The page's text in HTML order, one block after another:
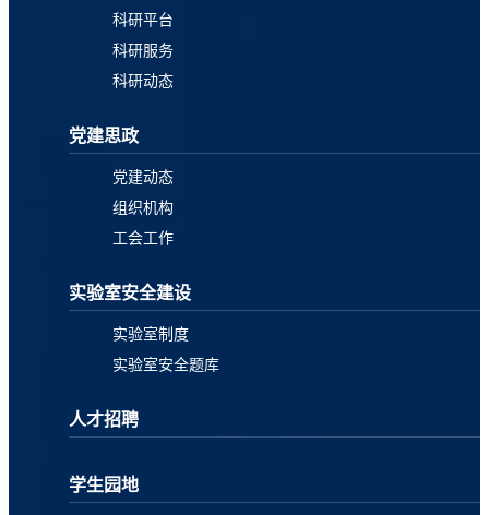
科研平台
科研服务
科研动态
党建思政
党建动态
组织机构
工会工作
实验室安全建设
实验室制度
实验室安全题库
人才招聘
学生园地